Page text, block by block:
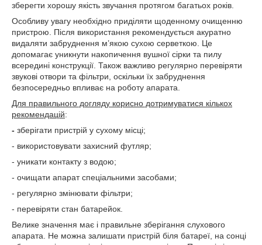
зберегти хорошу якість звучання протягом багатьох років.
Особливу увагу необхідно приділяти щоденному очищенню
пристрою. Після використання рекомендується акуратно
видаляти забруднення м’якою сухою серветкою. Це
допомагає уникнути накопичення вушної сірки та пилу
всередині конструкції. Також важливо регулярно перевіряти
звукові отвори та фільтри, оскільки їх забруднення
безпосередньо впливає на роботу апарата.
Для правильного догляду корисно дотримуватися кількох
рекомендацій:
- зберігати пристрій у сухому місці;
- використовувати захисний футляр;
- уникати контакту з водою;
- очищати апарат спеціальними засобами;
- регулярно змінювати фільтри;
- перевіряти стан батарейок.
Велике значення має і правильне зберігання слухового
апарата. Не можна залишати пристрій біля батареї, на сонці